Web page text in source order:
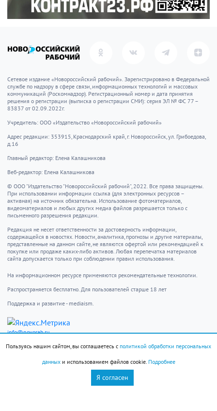
Сетевое издание «Новороссийский рабочий». Зарегистрировано в Федеральной
службе по надзору в сфере связи, информационных технологий и массовых
коммуникаций (Роскомнадзор). Регистрационный номер и дата принятия
решения о регистрации (выписка о регистрации СМИ): серия ЭЛ № ФС 77 –
83837 от 02.09.2022г.
Учредитель: ООО «Издательство «Новороссийский рабочий»
Адрес редакции: 353915, Краснодарский край, г. Новороссийск, ул. Грибоедова,
д.16
Главный редактор: Елена Калашникова
Веб-редактор: Елена Калашникова
© ООО "Издательство "Новороссийский рабочий", 2022. Все права защищены.
При использовании информации ссылка (для электронных ресурсов –
активная) на источник обязательна. Использование фотоматериалов,
видеоматериалов и любых других медиа файлов разрешается только с
письменного разрешения редакции.
Редакция не несет ответственности за достоверность информации,
содержащейся в новостях. Новости, аналитика, прогнозы и другие материалы,
представленные на данном сайте, не являются офертой или рекомендацией к
покупке или продаже каких-либо активов. Любая перепечатка материалов
сайта допускается только при соблюдении правил использования.
На информационном ресурсе применяются рекомендательные технологии.
Распространяется бесплатно. Для пользователей старше 18 лет
Поддержка и развитие - mediaism.
info@novorab.ru
Новости
Происшествия
Контакты
Пользовательское
соглашение
Авторы
Пользуясь нашим сайтом, вы соглашаетесь с политикой обработки персональных
данныхи использованием файлов cookie. Подробнее
Я согласен